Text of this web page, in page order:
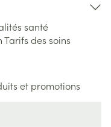
santé
Tarifs des soins
et promotions